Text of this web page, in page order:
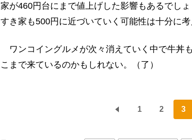
家が460円台にまで値上げした影響もあるでし
すき家も500円に近づいていく可能性は十分に考
ワンコイングルメが次々消えていく中で牛丼
こまで来ているのかもしれない。（了）
1 2 3